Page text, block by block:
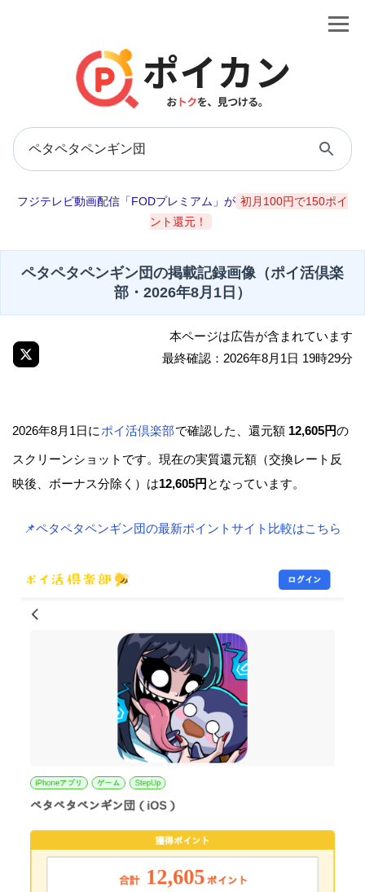
フジテレビ動画配信「FODプレミアム」が 初月100円で150ポイ
ント還元！
ペタペタペンギン団の掲載記録画像（ポイ活倶楽
部・2026年8月1日）
本ページは広告が含まれています
最終確認：2026年8月1日 19時29分
2026年8月1日に ポイ活倶楽部で確認した、還元額 12,605円の
スクリーンショットです。現在の実質還元額（交換レート反
映後、ボーナス分除く）は12,605円 となっています。
📌ペタペタペンギン団の最新ポイントサイト比較はこちら